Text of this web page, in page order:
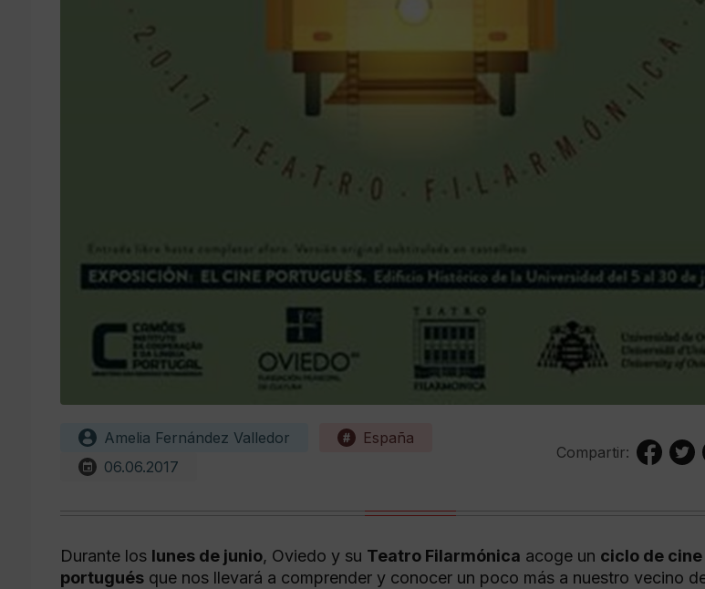
Amelia Fernández Valledor
España
06.06.2017
Compartir:
Durante los lunes de junio, Oviedo y su Teatro Filarmónica acoge un ciclo de cine
portugués que nos llevará a comprender y conocer un poco más a nuestro vecino